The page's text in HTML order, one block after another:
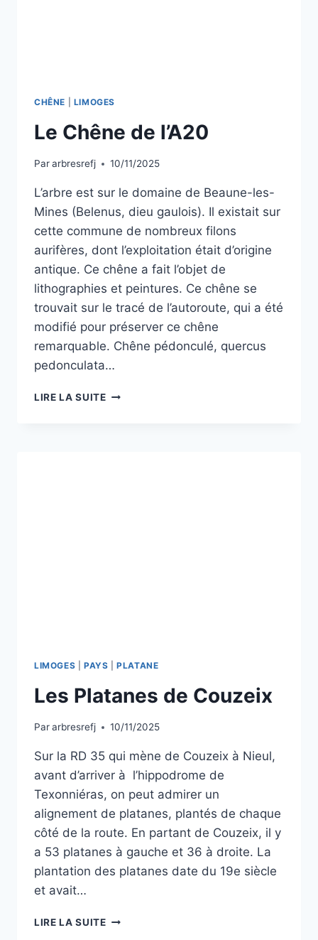
CHÊNE LIMOGES
Le Chêne de l’A20
Pararbresrefj 10/11/2025
L’arbre est sur le domaine de Beaune-les-
Mines (Belenus, dieu gaulois). Il existait sur
cette commune de nombreux filons
aurifères, dont l’exploitation était d’origine
antique. Ce chêne a fait l’objet de
lithographies et peintures. Ce chêne se
trouvait sur le tracé de l’autoroute, qui a été
modifié pour préserver ce chêne
remarquable. Chêne pédonculé, quercus
pedonculata…
LIRE LA SUITELE
LIMOGES PAYS |PLATANE
Les Platanes de Couzeix
Pararbresrefj 10/11/2025
Sur la RD 35 qui mène de Couzeix à Nieul,
avant d’arriver à l’hippodrome de
Texonniéras, on peut admirer un
alignement de platanes, plantés de chaque
côté de la route. En partant de Couzeix, il y
a 53 platanes à gauche et 36 à droite. La
plantation des platanes date du 19e siècle
et avait…
LIRE LA SUITELES